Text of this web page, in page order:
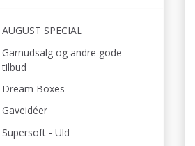
AUGUST SPECIAL
Garnudsalg og andre gode
tilbud
Dream Boxes
Gaveidéer
Supersoft - Uld